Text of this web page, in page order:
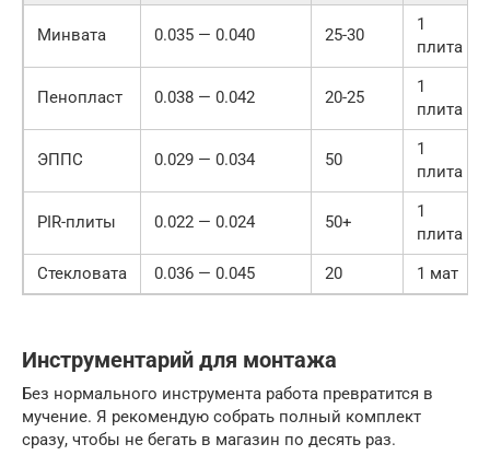
Минвата 0.035 — 0.040 25-30
1
плита
Пенопласт 0.038 — 0.042 20-25
1
плита
ЭППС 0.029 — 0.034 50
1
плита
PIR-плиты 0.022 — 0.024 50+
1
плита
Стекловата
0.036 — 0.045 20 1 мат
Инструментарий для монтажа
Без нормального инструмента работа превратится в
мучение. Я рекомендую собрать полный комплект
сразу, чтобы не бегать в магазин по десять раз.